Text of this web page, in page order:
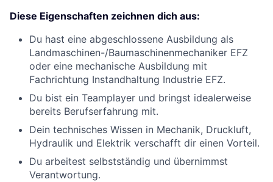
Diese Eigenschaften zeichnen dich aus:
Du hast eine abgeschlossene Ausbildung als
Landmaschinen-/Baumaschinenmechaniker EFZ
oder eine mechanische Ausbildung mit
Fachrichtung Instandhaltung Industrie EFZ.
Du bist ein Teamplayer und bringst idealerweise
bereits Berufserfahrung mit.
Dein technisches Wissen in Mechanik, Druckluft,
Hydraulik und Elektrik verschafft dir einen Vorteil.
Du arbeitest selbstständig und übernimmst
Verantwortung.